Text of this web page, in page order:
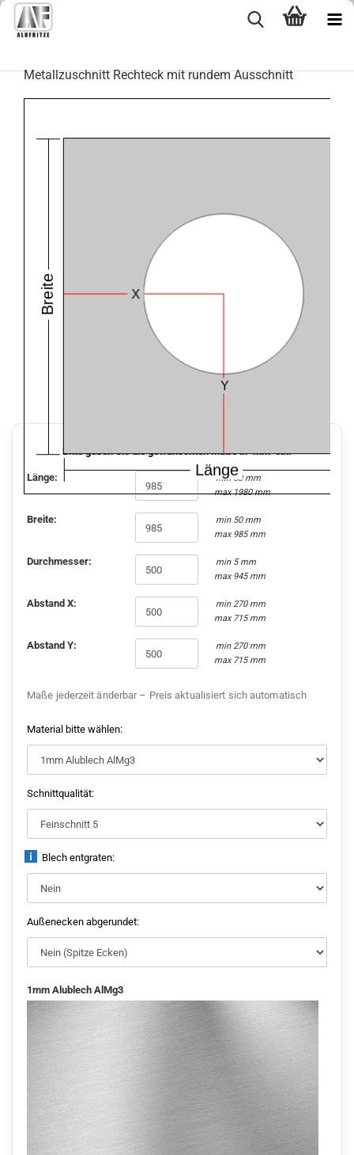
Metallzuschnitt Rechteck mit rundem Ausschnitt
Bitte geben Sie die gewünschten Maße in "mm" ein.
Länge:
min 50 mm
max 1980 mm
Breite:
min 50 mm
max 985 mm
Durchmesser:
min 5 mm
max945mm
Abstand X: min270mm
max715mm
Abstand Y: min270mm
max715mm
Maße jederzeit änderbar – Preis aktualisiert sich automatisch
Material bitte wählen:
Schnittqualität:
Blech entgraten:
Außenecken abgerundet:
1mm Alublech AlMg3